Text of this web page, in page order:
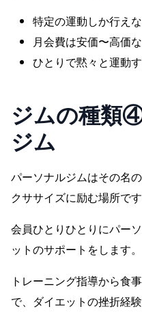
特定の運動しか行え
月会費は安価〜高価
ひとりで黙々と運動
ジムの種類
ジム
パーソナルジムはその名
クササイズに励む場所です
会員ひとりひとりにパー
ットのサポートをします。
トレーニング指導から食
で、ダイエットの挫折経